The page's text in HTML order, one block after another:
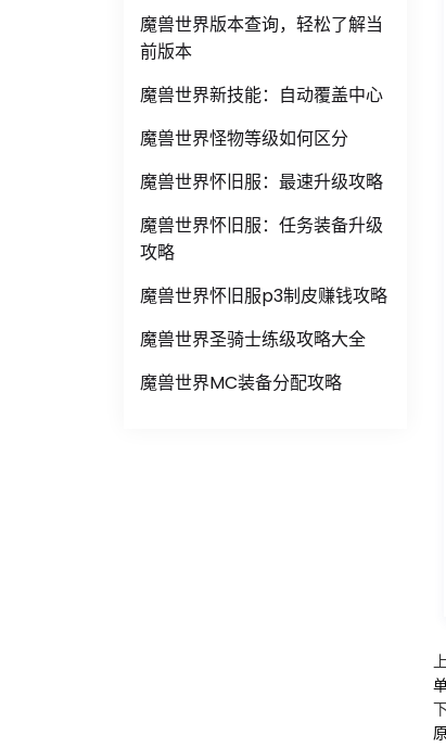
魔兽世界版本查询，轻松了解当
前版本
魔兽世界新技能：自动覆盖中心
魔兽世界怪物等级如何区分
魔兽世界怀旧服：最速升级攻略
魔兽世界怀旧服：任务装备升级
攻略
魔兽世界怀旧服p3制皮赚钱攻略
魔兽世界圣骑士练级攻略大全
魔兽世界MC装备分配攻略